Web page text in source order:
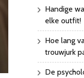
Handige
elke outfit!
Hoe lang
trouwjurk
De